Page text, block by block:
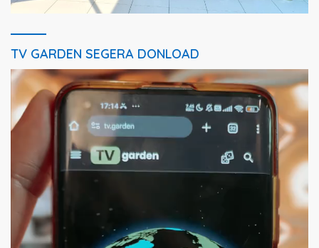
TV GARDEN SEGERA DONLOAD
Pemutar
Video